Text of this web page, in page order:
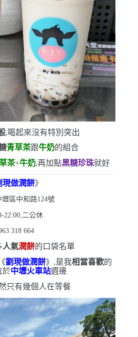
,喝起來沒有特別突出
青草茶跟牛奶的組合
茶+牛奶,再加點黑糖珍珠就好
現做潤餅》
壢區中和路124號
22:00;二公休
318 664
人氣潤餅的口袋名單
劉現做潤餅》,是我相當喜歡的
於中壢火車站週邊
只有幾個人在等餐